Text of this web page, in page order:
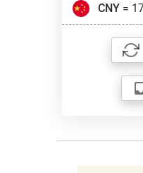
CNY=